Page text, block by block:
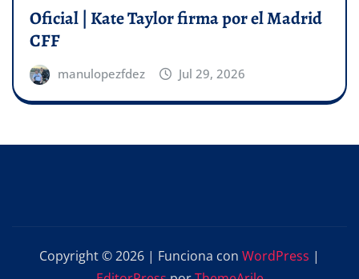
Oficial | Kate Taylor firma por el Madrid
CFF
manulopezfdez Jul 29, 2026
Copyright © 2026 | Funciona con WordPress |